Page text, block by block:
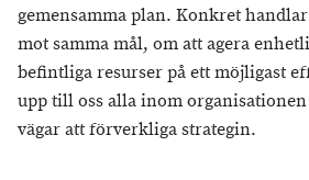
gemensamma plan. Konkret
mot samma mål, om att agera
befintliga resurser på ett möjligast
upp till oss alla inom
vägar att förverkliga strategin.